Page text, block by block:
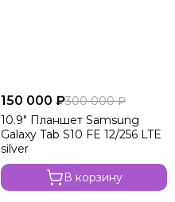
150 000 ₽300 000 ₽
10.9" Планшет Samsung
Galaxy Tab S10 FE 12/256 LTE
silver
В корзину